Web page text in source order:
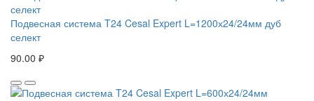
Подвесная система T24 Cesal Expert L=1200х24/24мм дуб
селект
90.00 ₽